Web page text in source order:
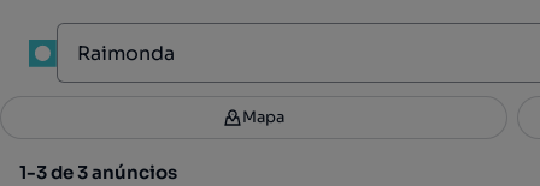
Filtros 2
1-3 de 3 anúncios
Mapa
1-3 de 3 anúncios